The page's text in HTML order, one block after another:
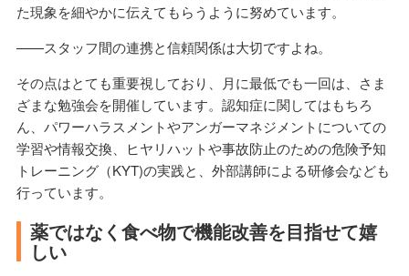
た現象を細やかに伝えてもらうように努めています。
——スタッフ間の連携と信頼関係は大切ですよね。
その点はとても重要視しており、月に最低でも一回は、さま
ざまな勉強会を開催しています。認知症に関してはもちろ
ん、パワーハラスメントやアンガーマネジメントについての
学習や情報交換、ヒヤリハットや事故防止のための危険予知
トレーニング（KYT)の実践と、外部講師による研修会なども
行っています。
薬ではなく食べ物で機能改善を目指せて嬉
しい